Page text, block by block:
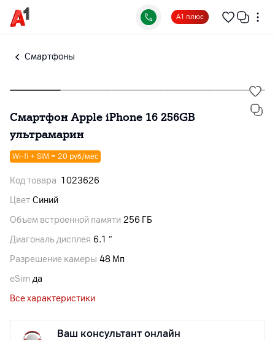
А1 плюс
Смартфоны
Смартфон Apple iPhone 16 256GB
ультрамарин
Wi-fi + SIM = 20 руб/мес
Код товара 1023626
Цвет Синий
Объем встроенной памяти 256 ГБ
Диагональ дисплея 6.1 ″
Разрешение камеры 48 Мп
eSim да
Все характеристики
Ваш консультант онлайн